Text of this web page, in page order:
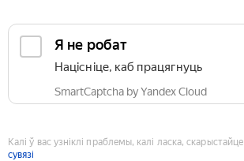
Я не робат
Націсніце, каб працягнуць
SmartCaptcha by Yandex Cloud
Калі ў вас узніклі праблемы, калі ласка, скарыстайце
сувязі